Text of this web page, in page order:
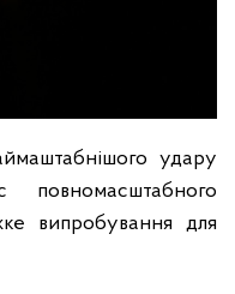
удару
випробування для